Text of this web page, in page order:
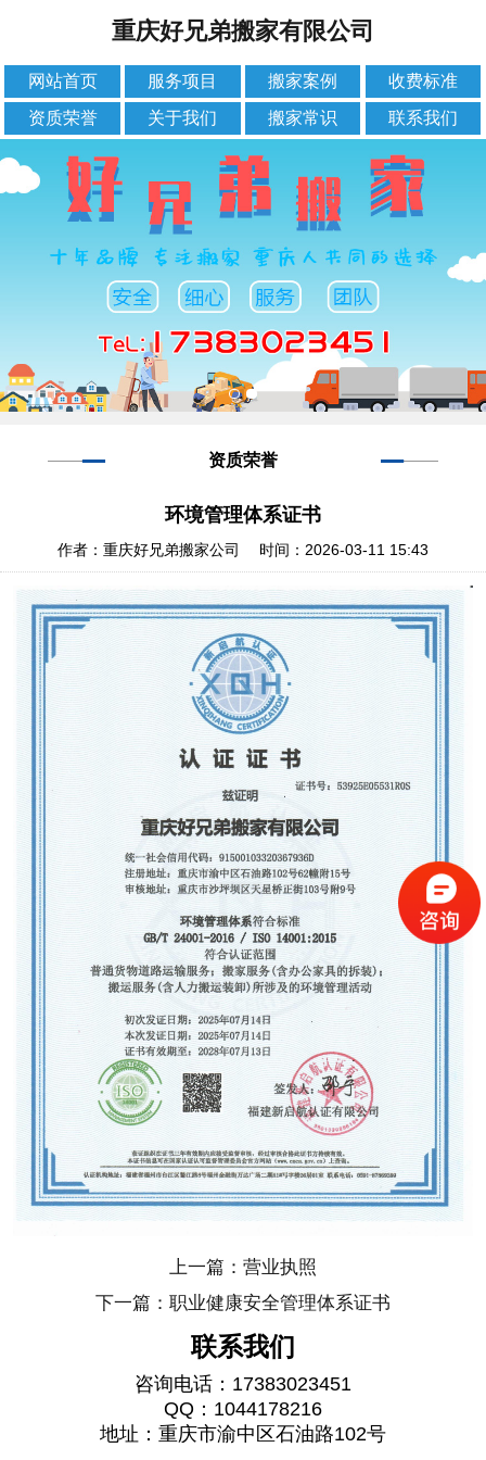
重庆好兄弟搬家有限公司
网站首页 服务项目 搬家案例 收费标准
资质荣誉 关于我们 搬家常识 联系我们
资质荣誉
环境管理体系证书
作者：重庆好兄弟搬家公司 时间：2026-03-11 15:43
上一篇：营业执照
下一篇：职业健康安全管理体系证书
联系我们
咨询电话：17383023451
QQ：1044178216
地址：重庆市渝中区石油路102号